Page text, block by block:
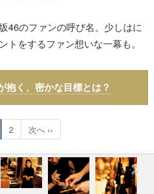
46のファンの呼び名。少しはに
トをするファン想いな一幕も。
抱く、密かな目標とは？
2 次へ ››